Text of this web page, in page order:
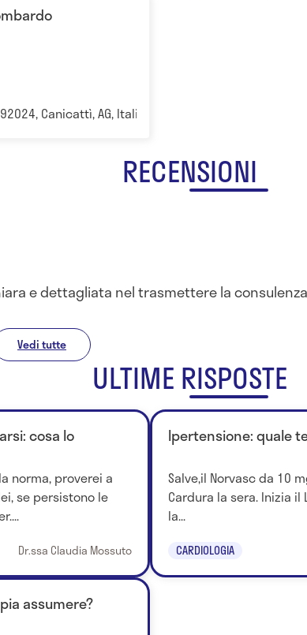
Canicattì, AG, Italia Agrigento
RECENSIONI
e dettagliata nel trasmettere la
Vedi tutte
ULTIME RISPOSTE
cosa lo
norma, proverei a
se persistono le
Dr.ssa Claudia Mossuto
Ipertensione: quale
Salve,il Norvasc da 10
Cardura la sera. Inizia
la...
CARDIOLOGIA
assumere?